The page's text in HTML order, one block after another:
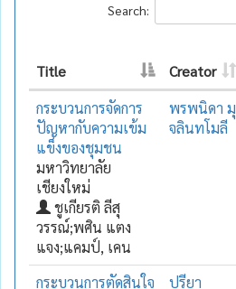
Search:
Title Creator
กระบวนการจัดการ
ปัญหากับความเข้ม
แข็งของชุมชน
มหาวิทยาลัย
เชียงใหม่
ชูเกียรติ ลีสุ
วรรณ์;พศิน แตง
แจง;แคมป์, เคน
พรพนิดา มุ
จลินทโมลี
กระบวนการตัดสินใจ ปรียา